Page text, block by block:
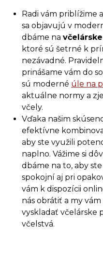
Radi vám priblížime
sa objavujú v
dbáme na
ktoré sú šetrné k
nezávadné.
prinášame vám do
sú moderné úle na
aktuálne normy a
včely.
Vďaka našim
efektívne
aby ste využili
naplno. Vážime si
dbáme na to, aby
spokojní aj pri
vám k dispozícii
nás obrátiť a my
vyskladať včelárske
včelstvá.